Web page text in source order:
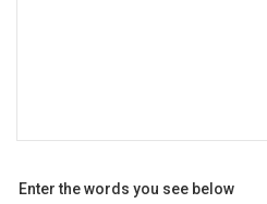
Enter the words you see below